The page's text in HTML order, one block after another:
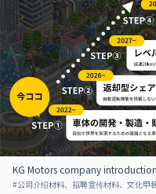
KG Motors company
#公司介绍材料、招聘宣传材料、文化甲